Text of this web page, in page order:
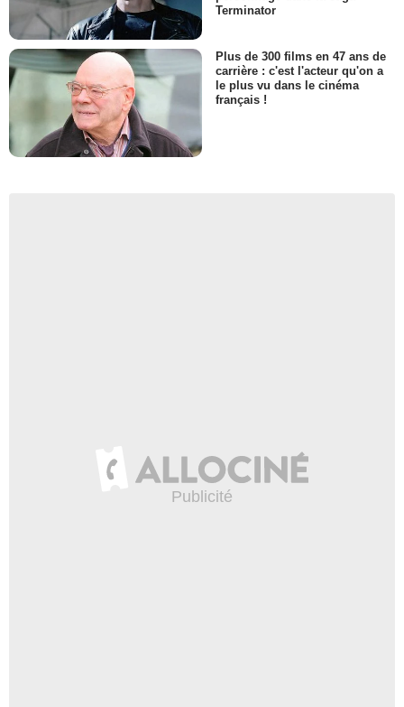
Terminator
Plus de 300 films en 47 ans de
carrière : c'est l'acteur qu'on a
le plus vu dans le cinéma
français !